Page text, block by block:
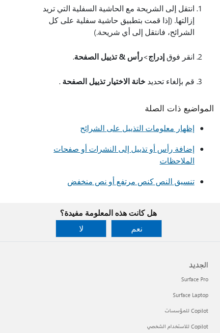
انتقل إلى الشريحة مع الحاشية السفلية التي تريد
إزالتها. (إذا قمت بتطبيق حاشية سفلية على كل
الشرائح، فانتقل إلى أي شريحة.)
انقر فوقإدراج>رأس & تذييل الصفحة.
قم بإلغاء تحديد خانة الاختيار تذييل الصفحة .
المواضيع ذات الصلة
إظهار معلومات التذييل على الشرائح
إضافة رأس أو تذييل إلى النشرات أو صفحات
الملاحظات
تنسيق النص كنص مرتفع أو نص منخفض
هل كانت هذه المعلومة مفيدة؟
نعم
لا
الجديد
Surface Pro
Surface Laptop
Copilot للمؤسسات
Copilot للاستخدام الشخصي